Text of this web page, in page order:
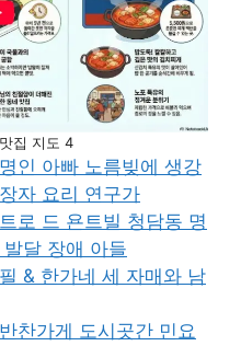
집 지도 4
인 아빠 노름빚에 생강
자 요리 연구가
로 드 욘트빌 청담동 명
달 장애 아들
& 한가네 세 자매와 남
찬가게 도시곳간 민요